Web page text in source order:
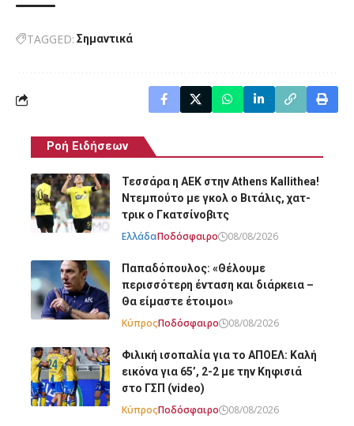
TAGGED: Σημαντικά
Ροή Ειδήσεων
Τεσσάρα η ΑΕΚ στην Athens Kallithea!
Ντεμπούτο με γκολ ο Βιτάλις, χατ-
τρικ ο Γκατσίνοβιτς
ΕλλάδαΠοδόσφαιρο 08/08/2026
Παπαδόπουλος: «Θέλουμε
περισσότερη ένταση και διάρκεια –
Θα είμαστε έτοιμοι»
ΚύπροςΠοδόσφαιρο 08/08/2026
Φιλική ισοπαλία για το ΑΠΟΕΛ: Καλή
εικόνα για 65’, 2-2 με την Κηφισιά
στο ΓΣΠ (video)
ΚύπροςΠοδόσφαιρο 08/08/2026